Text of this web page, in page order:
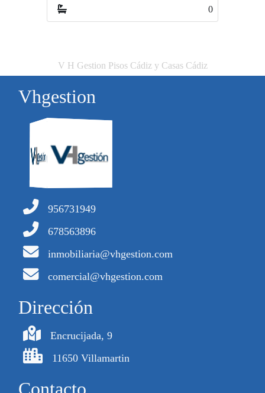
0
V H Gestion Pisos Cádiz y Casas Cádiz
Vhgestion
956731949
678563896
inmobiliaria@vhgestion.com
comercial@vhgestion.com
Dirección
Encrucijada, 9
11650 Villamartin